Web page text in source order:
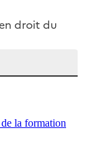
la formation